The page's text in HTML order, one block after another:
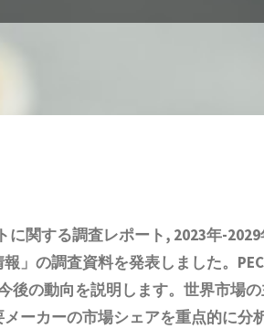
に関する調査レポート, 2023年-
報 」 の調査資料を発表しました。
後の動向を説明します。世界市場の
ーカーの市場シェアを重点的に分